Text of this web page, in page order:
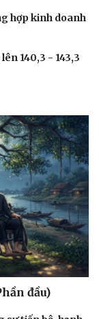
hợp kinh doanh
140,3 - 143,3
đầu)